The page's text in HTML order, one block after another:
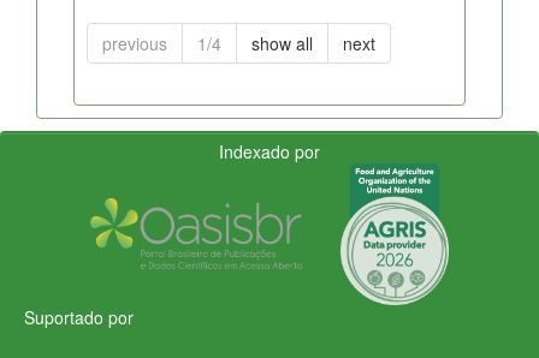
previous 1/4 show all next
Indexado por
Suportado por